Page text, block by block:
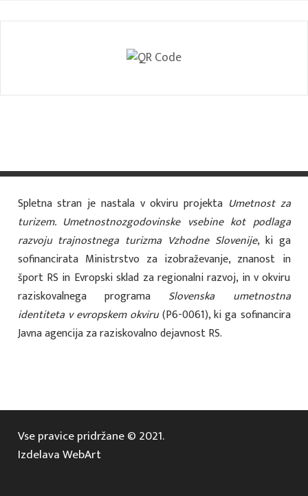
Spletna stran je nastala v okviru projekta Umetnost za
turizem. Umetnostnozgodovinske vsebine kot podlaga
razvoju trajnostnega turizma Vzhodne Slovenije, ki ga
sofinancirata Ministrstvo za izobraževanje, znanost in
šport RS in Evropski sklad za regionalni razvoj, in v okviru
raziskovalnega programa Slovenska umetnostna
identiteta v evropskem okviru(P6-0061), ki ga sofinancira
Javna agencija za raziskovalno dejavnost RS.
Vse pravice pridržane © 2021.
Izdelava WebArt